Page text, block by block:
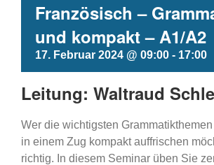
Französisch –
und kompakt – A1/A2
17. Februar 2024 @ 09:00 - 17:00
Leitung: Waltraud
Wer die wichtigsten
in einem Zug kompakt auffrischen
richtig. In diesem Seminar üben Sie